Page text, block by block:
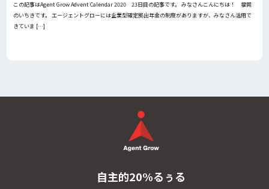
この記事はAgent Grow Advent Calendar 2020 23日目の記事です。 みなさんこんにちは！ 福岡
のいちきです。 エージェントグローには企業型確定拠出年金の制度がありますが、みなさん活用で
きていま […]
自主的20%るぅる